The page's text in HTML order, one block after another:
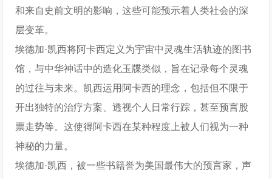
和来自史前文明的影响，这些可能预示着人类社会的深
层变革。
埃德加·凯西将阿卡西定义为宇宙中灵魂生活轨迹的图书
馆，与中华神话中的造化玉牒类似，旨在记录每个灵魂
的过往与未来。凯西运用阿卡西的理念，包括但不限于
开出独特的治疗方案、透视个人日常行踪，甚至预言股
票走势等。这使得阿卡西在某种程度上被人们视为一种
神秘的力量。
埃德加·凯西，被一些书籍誉为美国最伟大的预言家，声